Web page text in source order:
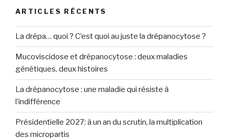
ARTICLES RÉCENTS
La drépa… quoi ? C’est quoi au juste la drépanocytose ?
Mucoviscidose et drépanocytose : deux maladies
génétiques, deux histoires
La drépanocytose : une maladie qui résiste à
l’indifférence
Présidentielle 2027: à un an du scrutin, la multiplication
des micropartis